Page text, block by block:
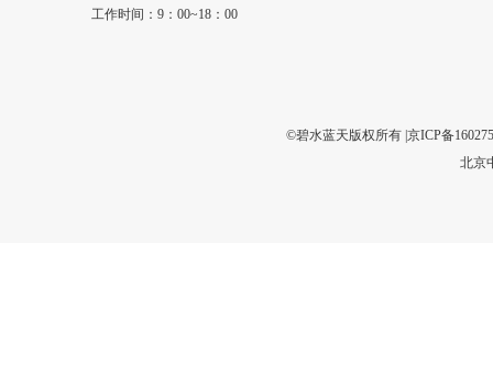
工作时间：9：00~18：00
©碧水蓝天版权所有 | 京ICP备
北京